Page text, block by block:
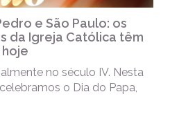
e São Paulo: os
da Igreja Católica têm
no século IV. Nesta
o Dia do Papa,